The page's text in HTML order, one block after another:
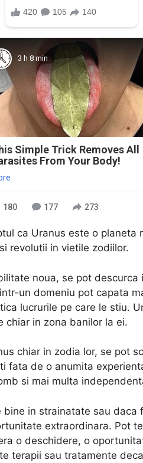
3 h 8 min
Simple Trick Removes All
From Your Body!
180 177 273
ca Uranus este o planeta
revolutii in vietile zodiilor.
noua, se pot descurca
un domeniu pot capata
lucrurile pe care le stiu.
chiar in zona banilor la ei.
chiar in zodia lor, se pot
fata de o anumita
si mai multa
in strainatate sau daca
extraordinara. Pot
o deschidere, o
terapii sau tratamente